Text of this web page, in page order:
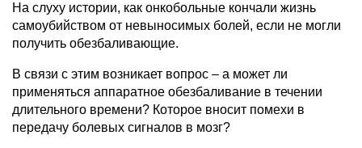
На слуху истории, как онкобольные кончали жизнь
самоубийством от невыносимых болей, если не могли
получить обезбаливающие.
В связи с этим возникает вопрос – а может ли
применяться аппаратное обезбаливание в течении
длительного времени? Которое вносит помехи в
передачу болевых сигналов в мозг?